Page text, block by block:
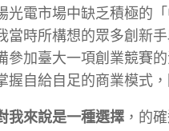
光電市場中缺乏積極的
當時所構想的眾多創新
參加臺大一項創業競賽
握自給自足的商業模式
我來說是一種選擇 ，的